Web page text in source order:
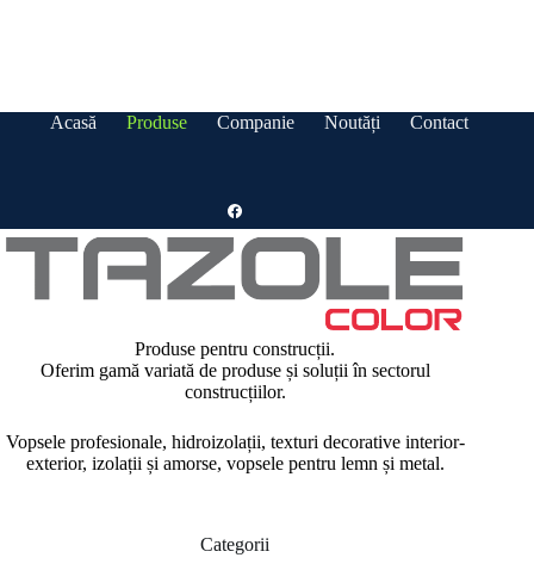
Acasă Produse Companie Noutăți Contact
Produse pentru construcții.
Oferim gamă variată de produse și soluții în sectorul
construcțiilor.
Vopsele profesionale, hidroizolații, texturi decorative interior-
exterior, izolații și amorse, vopsele pentru lemn și metal.
Categorii